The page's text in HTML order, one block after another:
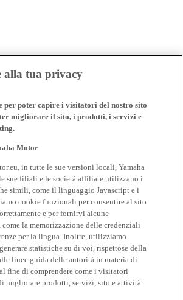
alla tua privacy
per poter capire i visitatori del nostro sito
migliorare il sito, i prodotti, i servizi e
Motor
in tutte le sue versioni locali, Yamaha
sue filiali e le società affiliate utilizzano i
simili, come il linguaggio Javascript e i
cookie funzionali per consentire al sito
e per fornirvi alcune
la memorizzazione delle credenziali
per la lingua. Inoltre, utilizziamo
statistiche su di voi, rispettose della
linee guida delle autorità in materia di
fine di comprendere come i visitatori
migliorare prodotti, servizi, sito e attività